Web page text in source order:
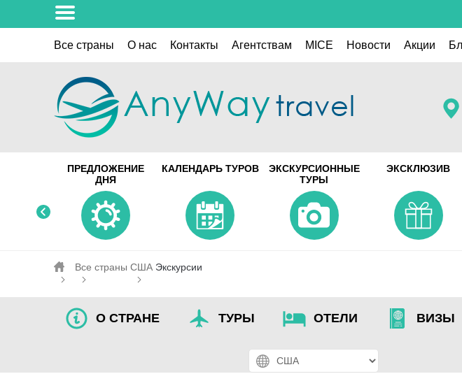
Все страны О нас Контакты Aгентствам MICE Новости Акции
ПРЕДЛОЖЕНИЕ
ДНЯ
КАЛЕНДАРЬ ТУРОВ
ЭКСКУРСИОННЫЕ
ТУРЫ
ЭКСКЛЮЗИВ
Все страны США Экскурсии
О СТРАНЕ ТУРЫ ОТЕЛИ ВИЗЫ